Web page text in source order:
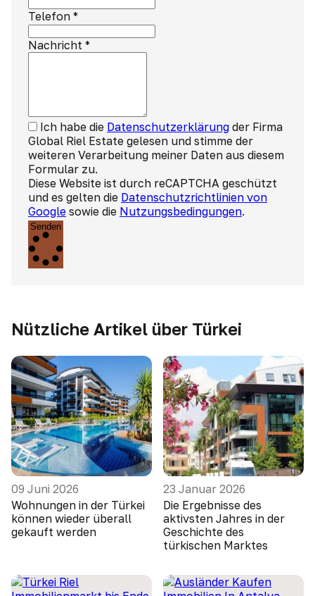
Telefon *
Nachricht *
Ich habe die Datenschutzerklärung der Firma
Global Riel Estate gelesen und stimme der
weiteren Verarbeitung meiner Daten aus diesem
Formular zu.
Diese Website ist durch reCAPTCHA geschützt
und es gelten die Datenschutzrichtlinien von
Google sowie die Nutzungsbedingungen.
Senden
Nützliche Artikel über Türkei
09 Juni 2026
Wohnungen in der Türkei
können wieder überall
gekauft werden
23 Januar 2026
Die Ergebnisse des
aktivsten Jahres in der
Geschichte des
türkischen Marktes